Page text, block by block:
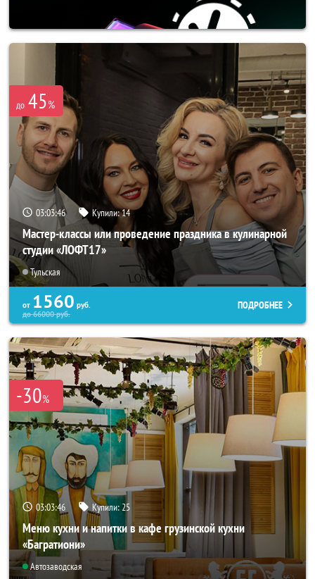
до 45%
03:03:42 Купили:14
Мастер-классы или проведение праздника в кулинарной
студии «ЛОФТ17»
Тульская
от 1560 руб.
до66000руб.
ПОДРОБНЕЕ
-30%
03:03:42 Купили: 25
Меню кухни и напитки в кафе грузинской кухни
«Багратиони»
Автозаводская